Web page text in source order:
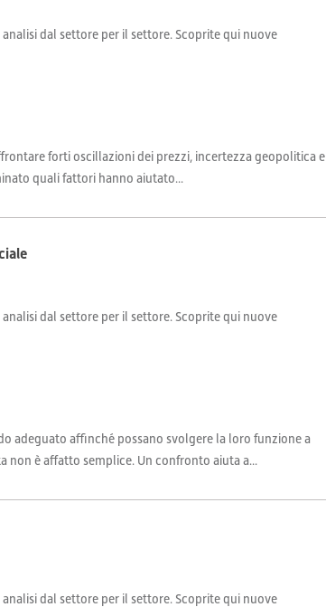
dal settore per il settore. Scoprite qui nuove
forti oscillazioni dei prezzi, incertezza geopolitica e
quali fattori hanno aiutato...
dal settore per il settore. Scoprite qui nuove
adeguato affinché possano svolgere la loro funzione a
non è affatto semplice. Un confronto aiuta a...
dal settore per il settore. Scoprite qui nuove